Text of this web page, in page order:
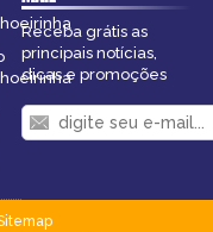
Receba grátis as
principais notícias,
dicas e promoções